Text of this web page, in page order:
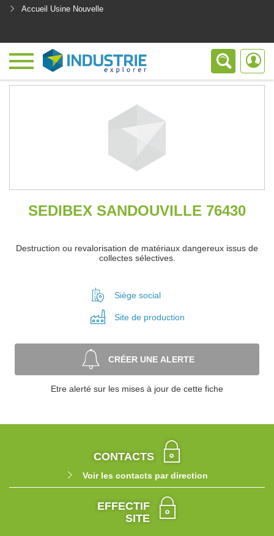
Accueil Usine Nouvelle
SEDIBEX SANDOUVILLE 76430
Destruction ou revalorisation de matériaux dangereux issus de
collectes sélectives.
Siège social
Site de production
CRÉER UNE ALERTE
Etre alerté sur les mises à jour de cette fiche
CONTACTS
Voir les contacts par direction
EFFECTIF
SITE